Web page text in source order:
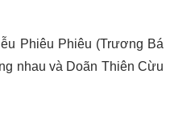
Phiêu Phiêu (Trương Bá
nhau và Doãn Thiên Cừu